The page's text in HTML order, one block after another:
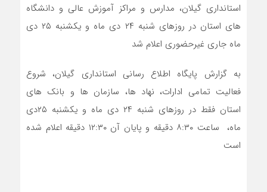
استانداری گیلان، مدارس و مراکز آموزش عالی و دانشگاه
های استان در روزهای شنبه ۲۴ دی ماه و یکشنبه ۲۵ دی
ماه جاری غیرحضوری اعلام شد
به گزارش پایگاه اطلاع رسانی استانداری گیلان، شروع
فعالیت تمامی ادارات، نهاد ها، سازمان ها و بانک های
استان فقط در روزهای شنبه ۲۴ دی ماه و یکشنبه ۲۵دی
ماه، ساعت ۸:۳۰ دقیقه و پایان آن ۱۲:۳۰ دقیقه اعلام شده
است